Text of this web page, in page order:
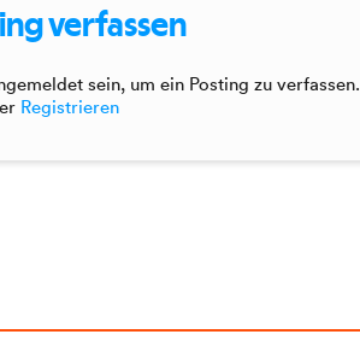
verfassen
sein, um ein Posting zu verfassen.
Registrieren